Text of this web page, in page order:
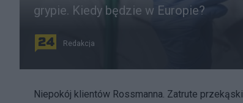
grypie. Kiedy będzie w Europie?
Redakcja
Niepokój klientów Rossmanna. Zatrute przekąski